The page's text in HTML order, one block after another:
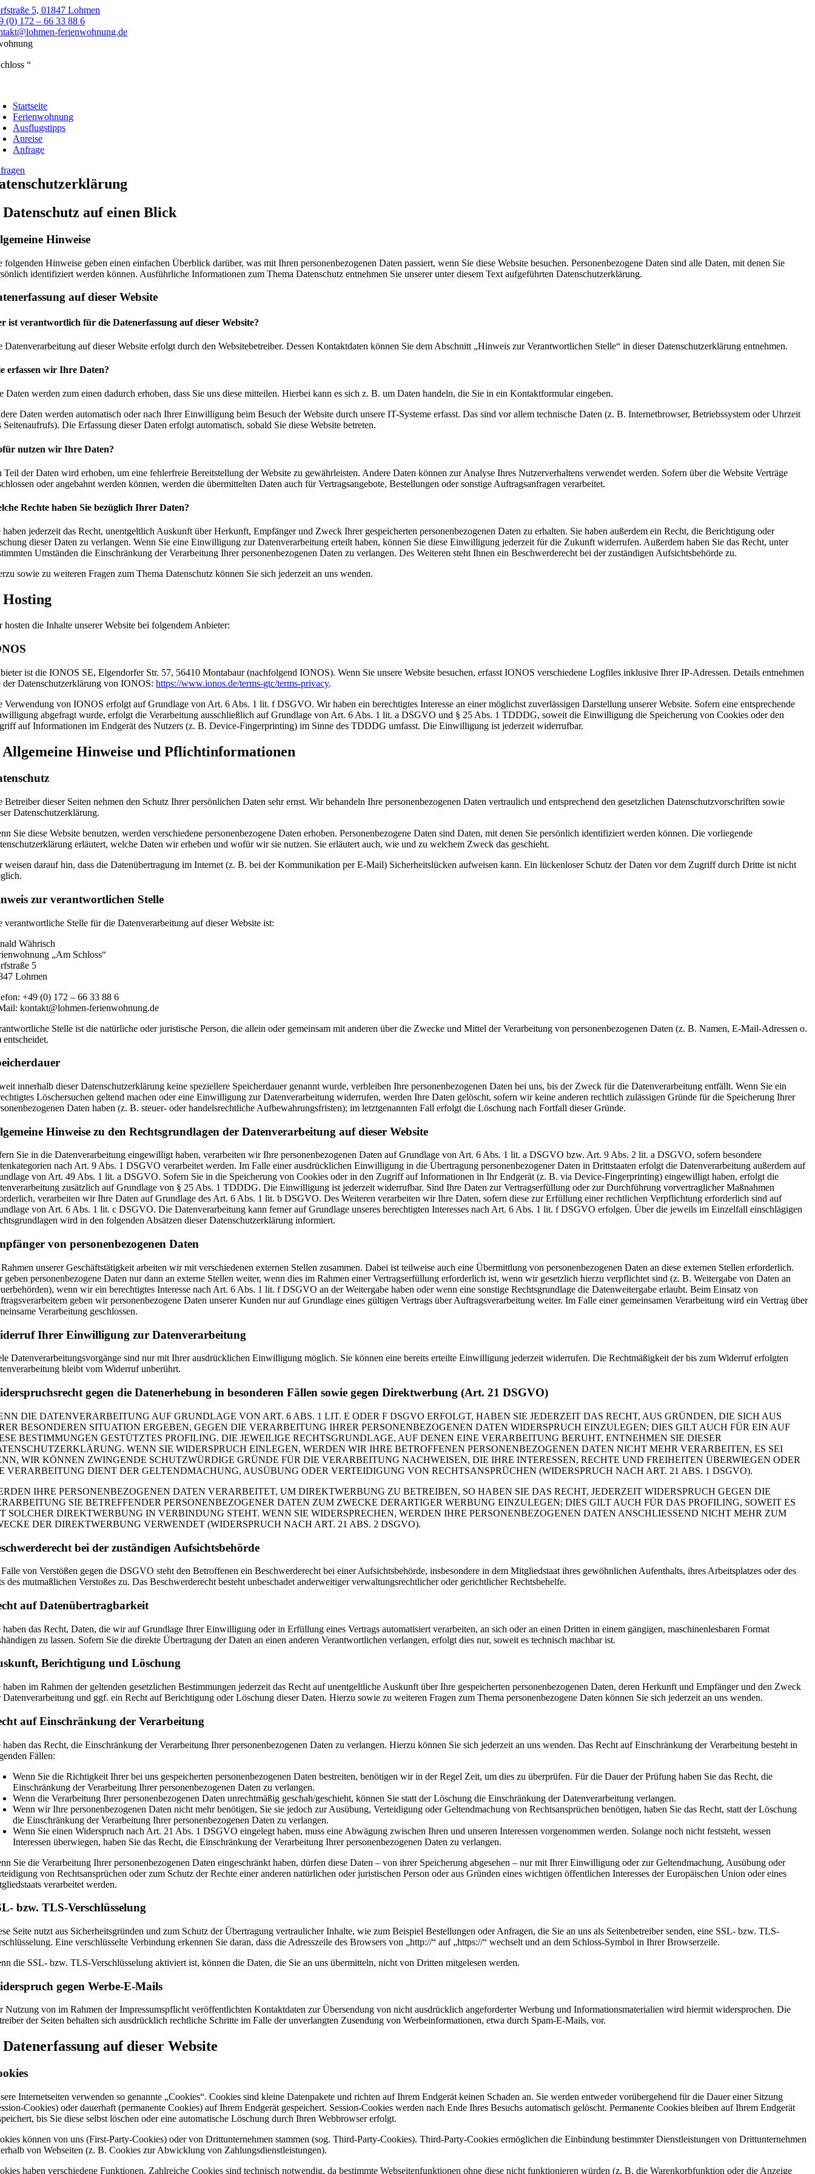
Zum
Inhalt
springen
5, 01847 Lohmen
(0) 172 – 66 33 88 6
ferienwohnung.de
“
Startseite
Ferienwohnung
Ausflugstipps
Anreise
Anfrage
Datenschutz auf einen Blick
Hinweise
folgenden Hinweise geben einen einfachen Überblick darüber, was mit Ihren personenbezogenen Daten passiert, wenn Sie diese Website besuchen. Personenbezogene Daten sind alle Daten, mit denen Sie
identifiziert werden können. Ausführliche Informationen zum Thema Datenschutz entnehmen Sie unserer unter diesem Text aufgeführten Datenschutzerklärung.
auf dieser Website
ist verantwortlich für die Datenerfassung auf dieser Website?
Datenverarbeitung auf dieser Website erfolgt durch den Websitebetreiber. Dessen Kontaktdaten können Sie dem Abschnitt „Hinweis zur Verantwortlichen Stelle“ in dieser Datenschutzerklärung entnehmen.
erfassen wir Ihre Daten?
Daten werden zum einen dadurch erhoben, dass Sie uns diese mitteilen. Hierbei kann es sich z. B. um Daten handeln, die Sie in ein Kontaktformular eingeben.
Daten werden automatisch oder nach Ihrer Einwilligung beim Besuch der Website durch unsere IT-Systeme erfasst. Das sind vor allem technische Daten (z. B. Internetbrowser, Betriebssystem oder Uhrzeit
Seitenaufrufs). Die Erfassung dieser Daten erfolgt automatisch, sobald Sie diese Website betreten.
nutzen wir Ihre Daten?
Teil der Daten wird erhoben, um eine fehlerfreie Bereitstellung der Website zu gewährleisten. Andere Daten können zur Analyse Ihres Nutzerverhaltens verwendet werden. Sofern über die Website Verträge
oder angebahnt werden können, werden die übermittelten Daten auch für Vertragsangebote, Bestellungen oder sonstige Auftragsanfragen verarbeitet.
Rechte haben Sie bezüglich Ihrer Daten?
haben jederzeit das Recht, unentgeltlich Auskunft über Herkunft, Empfänger und Zweck Ihrer gespeicherten personenbezogenen Daten zu erhalten. Sie haben außerdem ein Recht, die Berichtigung oder
dieser Daten zu verlangen. Wenn Sie eine Einwilligung zur Datenverarbeitung erteilt haben, können Sie diese Einwilligung jederzeit für die Zukunft widerrufen. Außerdem haben Sie das Recht, unter
Umständen die Einschränkung der Verarbeitung Ihrer personenbezogenen Daten zu verlangen. Des Weiteren steht Ihnen ein Beschwerderecht bei der zuständigen Aufsichtsbehörde zu.
sowie zu weiteren Fragen zum Thema Datenschutz können Sie sich jederzeit an uns wenden.
Hosting
hosten die Inhalte unserer Website bei folgendem Anbieter:
ist die IONOS SE, Elgendorfer Str. 57, 56410 Montabaur (nachfolgend IONOS). Wenn Sie unsere Website besuchen, erfasst IONOS verschiedene Logfiles inklusive Ihrer IP-Adressen. Details entnehmen
der Datenschutzerklärung von IONOS:https://www.ionos.de/terms-gtc/terms-privacy.
Verwendung von IONOS erfolgt auf Grundlage von Art. 6 Abs. 1 lit. f DSGVO. Wir haben ein berechtigtes Interesse an einer möglichst zuverlässigen Darstellung unserer Website. Sofern eine entsprechende
abgefragt wurde, erfolgt die Verarbeitung ausschließlich auf Grundlage von Art. 6 Abs. 1 lit. a DSGVO und § 25 Abs. 1 TDDDG, soweit die Einwilligung die Speicherung von Cookies oder den
auf Informationen im Endgerät des Nutzers (z. B. Device-Fingerprinting) im Sinne des TDDDG umfasst. Die Einwilligung ist jederzeit widerrufbar.
Allgemeine Hinweise und Pflicht­informationen
Betreiber dieser Seiten nehmen den Schutz Ihrer persönlichen Daten sehr ernst. Wir behandeln Ihre personenbezogenen Daten vertraulich und entsprechend den gesetzlichen Datenschutzvorschriften sowie
Datenschutzerklärung.
Sie diese Website benutzen, werden verschiedene personenbezogene Daten erhoben. Personenbezogene Daten sind Daten, mit denen Sie persönlich identifiziert werden können. Die vorliegende
erläutert, welche Daten wir erheben und wofür wir sie nutzen. Sie erläutert auch, wie und zu welchem Zweck das geschieht.
weisen darauf hin, dass die Datenübertragung im Internet (z. B. bei der Kommunikation per E-Mail) Sicherheitslücken aufweisen kann. Ein lückenloser Schutz der Daten vor dem Zugriff durch Dritte ist nicht
zur verantwortlichen Stelle
verantwortliche Stelle für die Datenverarbeitung auf dieser Website ist:
Währisch
„Am Schloss“
5
Lohmen
+49 (0) 172 – 66 33 88 6
kontakt@lohmen-ferienwohnung.de
Stelle ist die natürliche oder juristische Person, die allein oder gemeinsam mit anderen über die Zwecke und Mittel der Verarbeitung von personenbezogenen Daten (z. B. Namen, E-Mail-Adressen o.
entscheidet.
innerhalb dieser Datenschutzerklärung keine speziellere Speicherdauer genannt wurde, verbleiben Ihre personenbezogenen Daten bei uns, bis der Zweck für die Datenverarbeitung entfällt. Wenn Sie ein
Löschersuchen geltend machen oder eine Einwilligung zur Datenverarbeitung widerrufen, werden Ihre Daten gelöscht, sofern wir keine anderen rechtlich zulässigen Gründe für die Speicherung Ihrer
Daten haben (z. B. steuer- oder handelsrechtliche Aufbewahrungsfristen); im letztgenannten Fall erfolgt die Löschung nach Fortfall dieser Gründe.
Hinweise zu den Rechtsgrundlagen der Datenverarbeitung auf dieser Website
Sie in die Datenverarbeitung eingewilligt haben, verarbeiten wir Ihre personenbezogenen Daten auf Grundlage von Art. 6 Abs. 1 lit. a DSGVO bzw. Art. 9 Abs. 2 lit. a DSGVO, sofern besondere
nach Art. 9 Abs. 1 DSGVO verarbeitet werden. Im Falle einer ausdrücklichen Einwilligung in die Übertragung personenbezogener Daten in Drittstaaten erfolgt die Datenverarbeitung außerdem auf
von Art. 49 Abs. 1 lit. a DSGVO. Sofern Sie in die Speicherung von Cookies oder in den Zugriff auf Informationen in Ihr Endgerät (z. B. via Device-Fingerprinting) eingewilligt haben, erfolgt die
zusätzlich auf Grundlage von § 25 Abs. 1 TDDDG. Die Einwilligung ist jederzeit widerrufbar. Sind Ihre Daten zur Vertragserfüllung oder zur Durchführung vorvertraglicher Maßnahmen
verarbeiten wir Ihre Daten auf Grundlage des Art. 6 Abs. 1 lit. b DSGVO. Des Weiteren verarbeiten wir Ihre Daten, sofern diese zur Erfüllung einer rechtlichen Verpflichtung erforderlich sind auf
von Art. 6 Abs. 1 lit. c DSGVO. Die Datenverarbeitung kann ferner auf Grundlage unseres berechtigten Interesses nach Art. 6 Abs. 1 lit. f DSGVO erfolgen. Über die jeweils im Einzelfall einschlägigen
wird in den folgenden Absätzen dieser Datenschutzerklärung informiert.
von personenbezogenen Daten
unserer Geschäftstätigkeit arbeiten wir mit verschiedenen externen Stellen zusammen. Dabei ist teilweise auch eine Übermittlung von personenbezogenen Daten an diese externen Stellen erforderlich.
geben personenbezogene Daten nur dann an externe Stellen weiter, wenn dies im Rahmen einer Vertragserfüllung erforderlich ist, wenn wir gesetzlich hierzu verpflichtet sind (z. B. Weitergabe von Daten an
wenn wir ein berechtigtes Interesse nach Art. 6 Abs. 1 lit. f DSGVO an der Weitergabe haben oder wenn eine sonstige Rechtsgrundlage die Datenweitergabe erlaubt. Beim Einsatz von
geben wir personenbezogene Daten unserer Kunden nur auf Grundlage eines gültigen Vertrags über Auftragsverarbeitung weiter. Im Falle einer gemeinsamen Verarbeitung wird ein Vertrag über
Verarbeitung geschlossen.
Ihrer Einwilligung zur Datenverarbeitung
Datenverarbeitungsvorgänge sind nur mit Ihrer ausdrücklichen Einwilligung möglich. Sie können eine bereits erteilte Einwilligung jederzeit widerrufen. Die Rechtmäßigkeit der bis zum Widerruf erfolgten
bleibt vom Widerruf unberührt.
gegen die Datenerhebung in besonderen Fällen sowie gegen Direktwerbung (Art. 21 DSGVO)
DIE DATENVERARBEITUNG AUF GRUNDLAGE VON ART. 6 ABS. 1 LIT. E ODER F DSGVO ERFOLGT, HABEN SIE JEDERZEIT DAS RECHT, AUS GRÜNDEN, DIE SICH AUS
BESONDEREN SITUATION ERGEBEN, GEGEN DIE VERARBEITUNG IHRER PERSONENBEZOGENEN DATEN WIDERSPRUCH EINZULEGEN; DIES GILT AUCH FÜR EIN AUF
BESTIMMUNGEN GESTÜTZTES PROFILING. DIE JEWEILIGE RECHTSGRUNDLAGE, AUF DENEN EINE VERARBEITUNG BERUHT, ENTNEHMEN SIE DIESER
WENN SIE WIDERSPRUCH EINLEGEN, WERDEN WIR IHRE BETROFFENEN PERSONENBEZOGENEN DATEN NICHT MEHR VERARBEITEN, ES SEI
WIR KÖNNEN ZWINGENDE SCHUTZWÜRDIGE GRÜNDE FÜR DIE VERARBEITUNG NACHWEISEN, DIE IHRE INTERESSEN, RECHTE UND FREIHEITEN ÜBERWIEGEN ODER
VERARBEITUNG DIENT DER GELTENDMACHUNG, AUSÜBUNG ODER VERTEIDIGUNG VON RECHTSANSPRÜCHEN (WIDERSPRUCH NACH ART. 21 ABS. 1 DSGVO).
IHRE PERSONENBEZOGENEN DATEN VERARBEITET, UM DIREKTWERBUNG ZU BETREIBEN, SO HABEN SIE DAS RECHT, JEDERZEIT WIDERSPRUCH GEGEN DIE
SIE BETREFFENDER PERSONENBEZOGENER DATEN ZUM ZWECKE DERARTIGER WERBUNG EINZULEGEN; DIES GILT AUCH FÜR DAS PROFILING, SOWEIT ES
SOLCHER DIREKTWERBUNG IN VERBINDUNG STEHT. WENN SIE WIDERSPRECHEN, WERDEN IHRE PERSONENBEZOGENEN DATEN ANSCHLIESSEND NICHT MEHR ZUM
DER DIREKTWERBUNG VERWENDET (WIDERSPRUCH NACH ART. 21 ABS. 2 DSGVO).
bei der zuständigen Aufsichts­behörde
von Verstößen gegen die DSGVO steht den Betroffenen ein Beschwerderecht bei einer Aufsichtsbehörde, insbesondere in dem Mitgliedstaat ihres gewöhnlichen Aufenthalts, ihres Arbeitsplatzes oder des
des mutmaßlichen Verstoßes zu. Das Beschwerderecht besteht unbeschadet anderweitiger verwaltungsrechtlicher oder gerichtlicher Rechtsbehelfe.
auf Daten­übertrag­barkeit
haben das Recht, Daten, die wir auf Grundlage Ihrer Einwilligung oder in Erfüllung eines Vertrags automatisiert verarbeiten, an sich oder an einen Dritten in einem gängigen, maschinenlesbaren Format
zu lassen. Sofern Sie die direkte Übertragung der Daten an einen anderen Verantwortlichen verlangen, erfolgt dies nur, soweit es technisch machbar ist.
Berichtigung und Löschung
haben im Rahmen der geltenden gesetzlichen Bestimmungen jederzeit das Recht auf unentgeltliche Auskunft über Ihre gespeicherten personenbezogenen Daten, deren Herkunft und Empfänger und den Zweck
Datenverarbeitung und ggf. ein Recht auf Berichtigung oder Löschung dieser Daten. Hierzu sowie zu weiteren Fragen zum Thema personenbezogene Daten können Sie sich jederzeit an uns wenden.
auf Einschränkung der Verarbeitung
haben das Recht, die Einschränkung der Verarbeitung Ihrer personenbezogenen Daten zu verlangen. Hierzu können Sie sich jederzeit an uns wenden. Das Recht auf Einschränkung der Verarbeitung besteht in
Fällen:
Wenn Sie die Richtigkeit Ihrer bei uns gespeicherten personenbezogenen Daten bestreiten, benötigen wir in der Regel Zeit, um dies zu überprüfen. Für die Dauer der Prüfung haben Sie das Recht, die
Einschränkung der Verarbeitung Ihrer personenbezogenen Daten zu verlangen.
Wenn die Verarbeitung Ihrer personenbezogenen Daten unrechtmäßig geschah/geschieht, können Sie statt der Löschung die Einschränkung der Datenverarbeitung verlangen.
Wenn wir Ihre personenbezogenen Daten nicht mehr benötigen, Sie sie jedoch zur Ausübung, Verteidigung oder Geltendmachung von Rechtsansprüchen benötigen, haben Sie das Recht, statt der Löschung
die Einschränkung der Verarbeitung Ihrer personenbezogenen Daten zu verlangen.
Wenn Sie einen Widerspruch nach Art. 21 Abs. 1 DSGVO eingelegt haben, muss eine Abwägung zwischen Ihren und unseren Interessen vorgenommen werden. Solange noch nicht feststeht, wessen
Interessen überwiegen, haben Sie das Recht, die Einschränkung der Verarbeitung Ihrer personenbezogenen Daten zu verlangen.
Sie die Verarbeitung Ihrer personenbezogenen Daten eingeschränkt haben, dürfen diese Daten – von ihrer Speicherung abgesehen – nur mit Ihrer Einwilligung oder zur Geltendmachung, Ausübung oder
von Rechtsansprüchen oder zum Schutz der Rechte einer anderen natürlichen oder juristischen Person oder aus Gründen eines wichtigen öffentlichen Interesses der Europäischen Union oder eines
verarbeitet werden.
bzw. TLS-Verschlüsselung
Seite nutzt aus Sicherheitsgründen und zum Schutz der Übertragung vertraulicher Inhalte, wie zum Beispiel Bestellungen oder Anfragen, die Sie an uns als Seitenbetreiber senden, eine SSL- bzw. TLS-
Eine verschlüsselte Verbindung erkennen Sie daran, dass die Adresszeile des Browsers von „http://“ auf „https://“ wechselt und an dem Schloss-Symbol in Ihrer Browserzeile.
die SSL- bzw. TLS-Verschlüsselung aktiviert ist, können die Daten, die Sie an uns übermitteln, nicht von Dritten mitgelesen werden.
gegen Werbe-E-Mails
Nutzung von im Rahmen der Impressumspflicht veröffentlichten Kontaktdaten zur Übersendung von nicht ausdrücklich angeforderter Werbung und Informationsmaterialien wird hiermit widersprochen. Die
der Seiten behalten sich ausdrücklich rechtliche Schritte im Falle der unverlangten Zusendung von Werbeinformationen, etwa durch Spam-E-Mails, vor.
Datenerfassung auf dieser Website
Internetseiten verwenden so genannte „Cookies“. Cookies sind kleine Datenpakete und richten auf Ihrem Endgerät keinen Schaden an. Sie werden entweder vorübergehend für die Dauer einer Sitzung
Cookies) oder dauerhaft (permanente Cookies) auf Ihrem Endgerät gespeichert. Session-Cookies werden nach Ende Ihres Besuchs automatisch gelöscht. Permanente Cookies bleiben auf Ihrem Endgerät
bis Sie diese selbst löschen oder eine automatische Löschung durch Ihren Webbrowser erfolgt.
können von uns (First-Party-Cookies) oder von Drittunternehmen stammen (sog. Third-Party-Cookies). Third-Party-Cookies ermöglichen die Einbindung bestimmter Dienstleistungen von Drittunternehmen
von Webseiten (z. B. Cookies zur Abwicklung von Zahlungsdienstleistungen).
haben verschiedene Funktionen. Zahlreiche Cookies sind technisch notwendig, da bestimmte Webseitenfunktionen ohne diese nicht funktionieren würden (z. B. die Warenkorbfunktion oder die Anzeige